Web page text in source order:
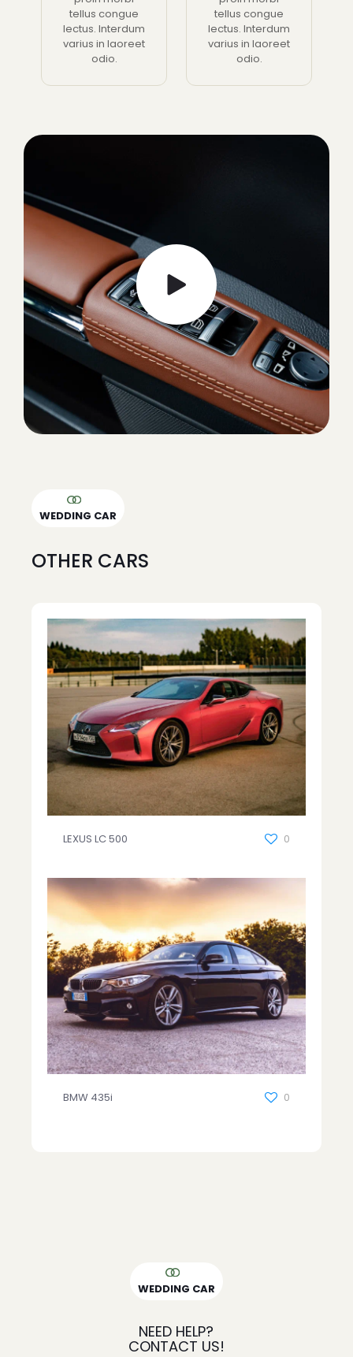
tellus congue
lectus. Interdum
varius in laoreet
odio.
tellus congue
lectus. Interdum
varius in laoreet
odio.
WEDDING CAR
OTHER CARS
LEXUS LC 500 0
BMW 435i 0
WEDDING CAR
NEED HELP?
CONTACT US!